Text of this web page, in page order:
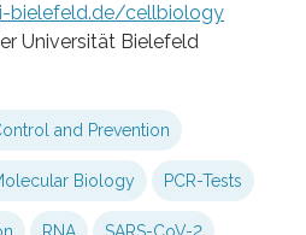
bielefeld.de/cellbiology
Universität Bielefeld
and Prevention
Biology PCR-Tests